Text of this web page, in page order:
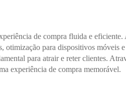
de compra fluida e
para dispositivos móveis
para atrair e reter clientes.
experiência de compra memorável.